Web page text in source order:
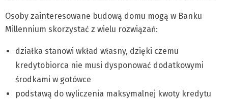
Osoby zainteresowane budową domu mogą w Banku
Millennium skorzystać z wielu rozwiązań:
działka stanowi wkład własny, dzięki czemu
kredytobiorca nie musi dysponować dodatkowymi
środkami w gotówce
podstawą do wyliczenia maksymalnej kwoty kredytu